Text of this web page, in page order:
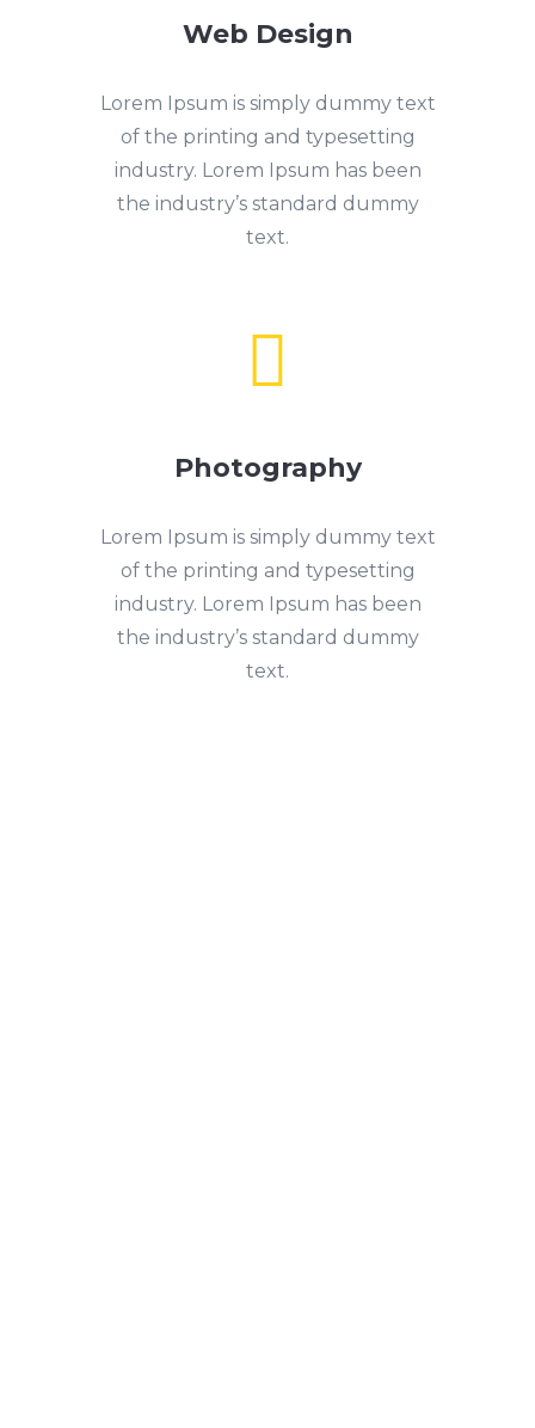
Web Design
Lorem Ipsum is simply dummy text
of the printing and typesetting
industry. Lorem Ipsum has been
the industry’s standard dummy
text.

Photography
Lorem Ipsum is simply dummy text
of the printing and typesetting
industry. Lorem Ipsum has been
the industry’s standard dummy
text.